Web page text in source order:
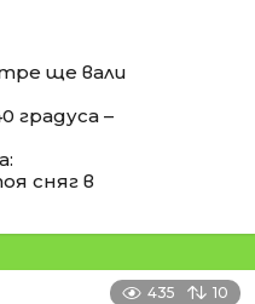
ще вали
градуса –
сняг в
435 10